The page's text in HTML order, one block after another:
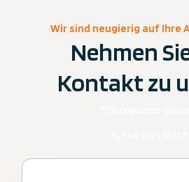
Wir sind neugierig auf Ihre
Nehmen
Kontakt zu